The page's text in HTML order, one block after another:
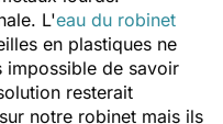
L'eau du robinet
en plastiques ne
impossible de savoir
resterait
notre robinet mais ils